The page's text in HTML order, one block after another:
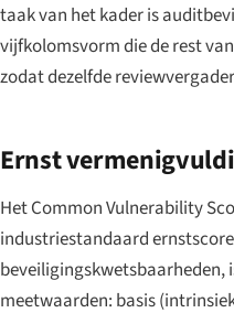
taak van het kader is
vijfkolomsvorm die de rest
zodat dezelfde
Ernst
Het Common Vulnerability
industriestandaard
beveiligingskwetsbaarheden,
meetwaarden: basis